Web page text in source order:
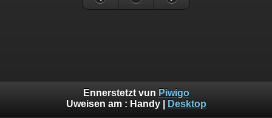
Ennerstetzt vun Piwigo
Uweisen am : Handy| Desktop